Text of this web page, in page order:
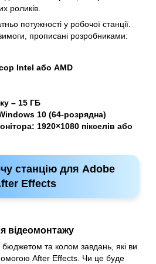
роликів.
потужності у робочої станції.
прописані розробниками:
Intel або AMD
– 15 ГБ
10 (64-розрядна)
1920×1080 пікселів або
станцію для Adobe
Effects
відеомонтажу
бюджетом та колом завдань, які ви
After Effects. Чи це буде